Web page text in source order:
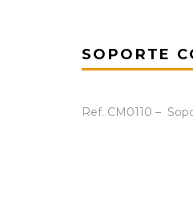
SOPORTE
Ref. CM0110 –